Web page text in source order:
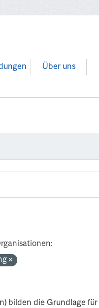
Über uns
bilden die Grundlage